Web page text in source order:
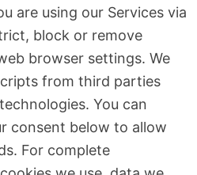
are using our Services via
block or remove
browser settings. We
from third parties
You can
consent below to allow
For complete